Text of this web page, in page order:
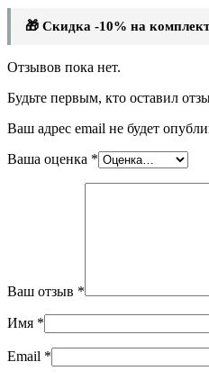
🎁 Скидка -10% на
Отзывов пока нет.
Будьте первым, кто оставил
Ваш адрес email не будет
Ваша оценка *
Ваш отзыв *
Имя *
Email *